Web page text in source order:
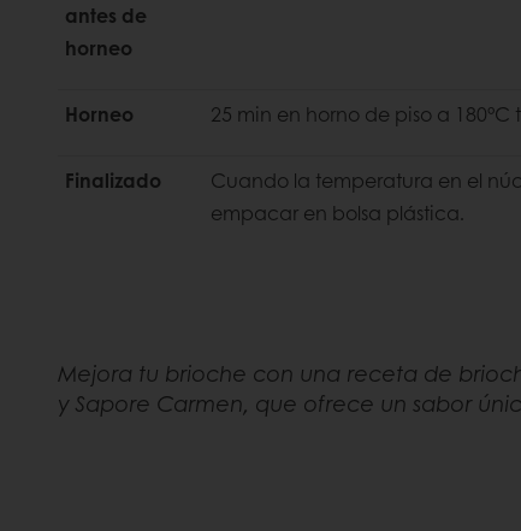
antes de
horneo
Horneo 25 min en horno de piso a 180°C
Finalizado
Cuando la temperatura en el
empacar en bolsa plástica.
Mejora tu brioche con una receta de
y Sapore Carmen, que ofrece un sabor